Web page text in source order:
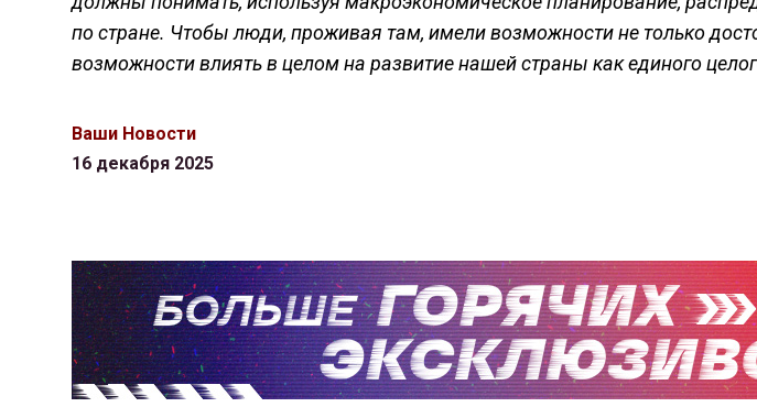
по стране. Чтобы люди, проживая там, имели возможности не только
возможности влиять в целом на развитие нашей страны как единого
Ваши Новости
16 декабря 2025